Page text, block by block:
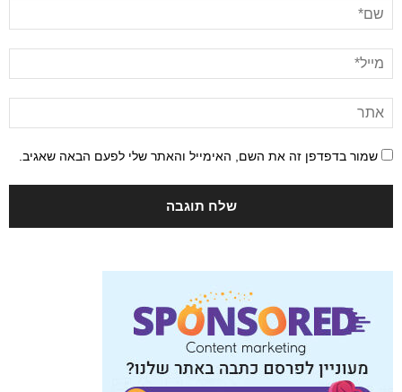
שמור בדפדפן זה את השם, האימייל והאתר שלי לפעם הבאה שאגיב.